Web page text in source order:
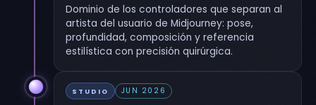
Dominio de los controladores que separan al
artista del usuario de Midjourney: pose,
profundidad, composición y referencia
estilística con precisión quirúrgica.
STUDIO JUN 2026